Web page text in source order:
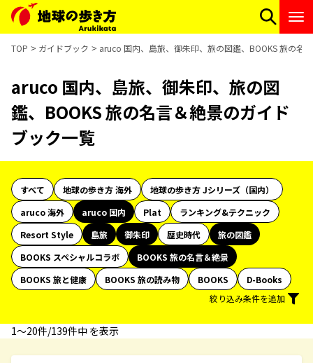
TOP ガイドブック aruco 国内、島旅、御朱印、旅の図鑑、BOOKS 旅の名
aruco 国内、島旅、御朱印、旅の図
鑑、BOOKS 旅の名言＆絶景のガイド
ブック一覧
すべて 地球の歩き方 海外
地球の歩き方 Jシリーズ（国内）
aruco 海外
aruco 国内 Plat
ランキング&テクニック
Resort Style
島旅 御朱印 歴史時代
旅の図鑑
BOOKS スペシャルコラボ
BOOKS 旅の名言＆絶景
BOOKS 旅と健康
BOOKS 旅の読み物 BOOKS
D-Books
絞り込み条件を追加
1〜20件/139件中 を表示